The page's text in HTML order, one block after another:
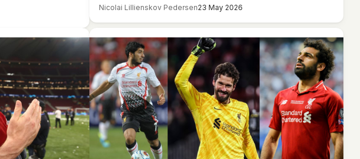
Nicolai Lillienskov Pedersen23 May 2026